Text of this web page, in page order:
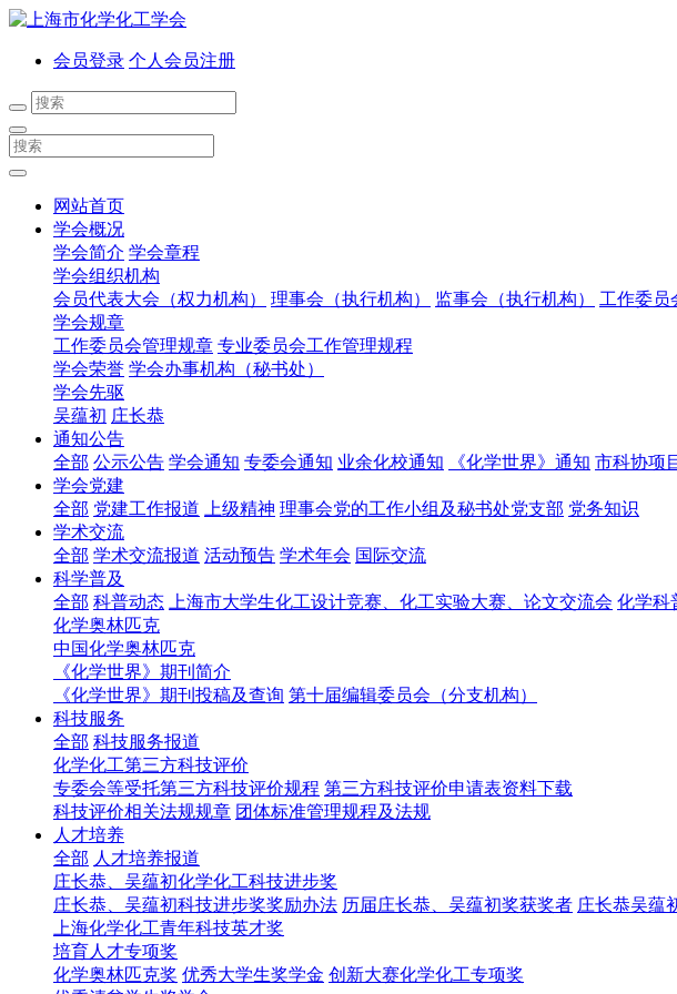
会员登录 个人会员注册
网站首页
学会概况
学会简介 学会章程
学会组织机构
会员代表大会（权力机构）
理事会（执行机构） 监事会（执行机构） 工作委员
学会规章
工作委员会管理规章 专业委员会工作管理规程
学会荣誉 学会办事机构（秘书处）
学会先驱
吴蕴初 庄长恭
通知公告
全部 公示公告 学会通知 专委会通知 业余化校通知 《化学世界》通知 市科协项
学会党建
全部 党建工作报道 上级精神 理事会党的工作小组及秘书处党支部 党务知识
学术交流
全部 学术交流报道 活动预告 学术年会 国际交流
科学普及
全部 科普动态 上海市大学生化工设计竞赛、化工实验大赛、论文交流会 化学科
化学奥林匹克
中国化学奥林匹克
《化学世界》期刊简介
《化学世界》期刊投稿及查询 第十届编辑委员会（分支机构）
科技服务
全部 科技服务报道
化学化工第三方科技评价
专委会等受托第三方科技评价规程 第三方科技评价申请表资料下载
科技评价相关法规规章 团体标准管理规程及法规
人才培养
全部 人才培养报道
庄长恭、吴蕴初化学化工科技进步奖
庄长恭、吴蕴初科技进步奖奖励办法 历届庄长恭、吴蕴初奖获奖者 庄长恭吴蕴
上海化学化工青年科技英才奖
培育人才专项奖
化学奥林匹克奖 优秀大学生奖学金 创新大赛化学化工专项奖